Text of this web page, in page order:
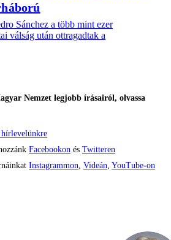
Sánchez a több mint ezer
válság után ottragadtak a
Nemzet legjobb írásairól, olvassa
Facebookon és Twitteren
Instagrammon, Videán, YouTube-on